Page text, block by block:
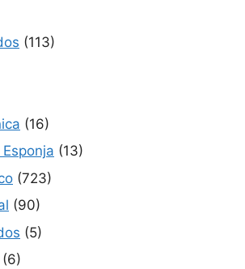
(113)
(16)
(13)
(723)
(90)
(5)
(6)